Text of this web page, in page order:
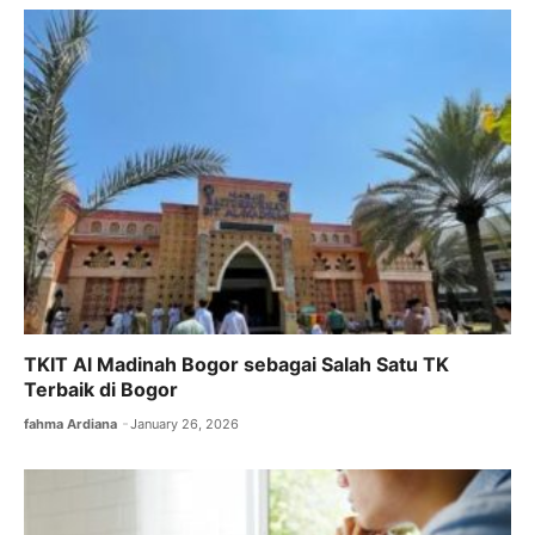
o
o
k
TKIT Al Madinah Bogor sebagai Salah Satu TK
Terbaik di Bogor
fahma Ardiana January 26, 2026